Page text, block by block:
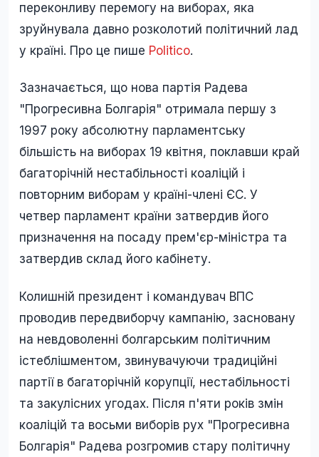
переконливу перемогу на виборах, яка
зруйнувала давно розколотий політичний лад
у країні. Про це пише Politico.
Зазначається, що нова партія Радева
"Прогресивна Болгарія" отримала першу з
1997 року абсолютну парламентську
більшість на виборах 19 квітня, поклавши край
багаторічній нестабільності коаліцій і
повторним виборам у країні-члені ЄС. У
четвер парламент країни затвердив його
призначення на посаду прем'єр-міністра та
затвердив склад його кабінету.
Колишній президент і командувач ВПС
проводив передвиборчу кампанію, засновану
на невдоволенні болгарським політичним
істеблішментом, звинувачуючи традиційні
партії в багаторічній корупції, нестабільності
та закулісних угодах. Після п'яти років змін
коаліцій та восьми виборів рух "Прогресивна
Болгарія" Радева розгромив стару політичну